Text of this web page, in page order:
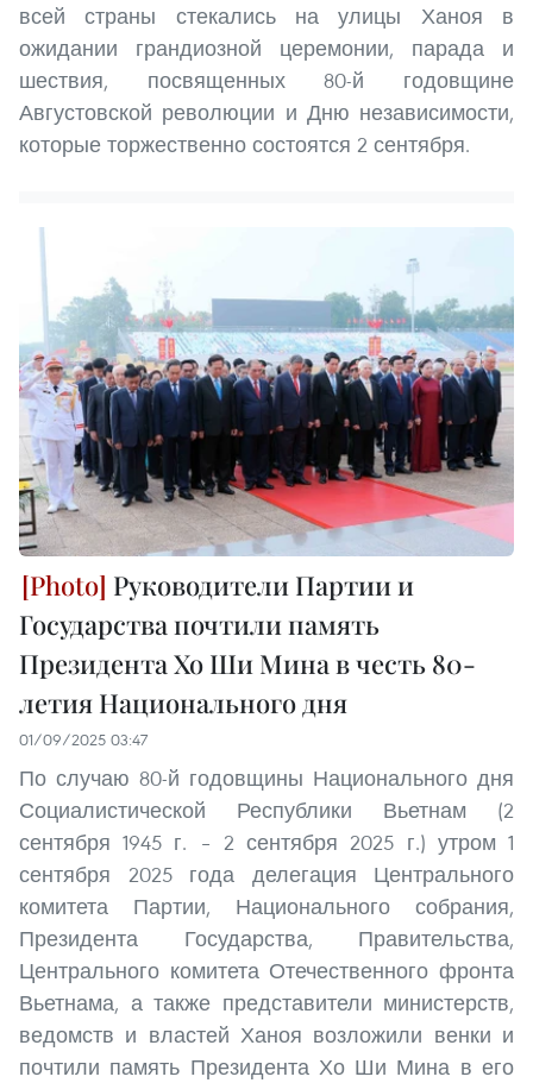
всей страны стекались на улицы Ханоя в
ожидании грандиозной церемонии, парада и
шествия, посвященных 80-й годовщине
Августовской революции и Дню независимости,
которые торжественно состоятся 2 сентября.
Руководители Партии и
Государства почтили память
Президента Хо Ши Мина в честь 80-
летия Национального дня
01/09/2025 03:47
По случаю 80-й годовщины Национального дня
Социалистической Республики Вьетнам (2
сентября 1945 г. – 2 сентября 2025 г.) утром 1
сентября 2025 года делегация Центрального
комитета Партии, Национального собрания,
Президента Государства, Правительства,
Центрального комитета Отечественного фронта
Вьетнама, а также представители министерств,
ведомств и властей Ханоя возложили венки и
почтили память Президента Хо Ши Мина в его